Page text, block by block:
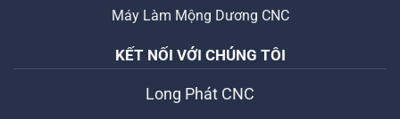
Máy Làm Mộng Dương CNC
KẾT NỐI VỚI CHÚNG TÔI
Long Phát CNC